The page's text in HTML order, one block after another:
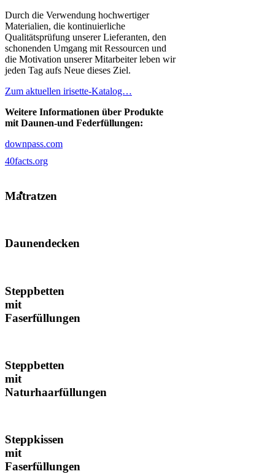
Durch die Verwendung hochwertiger
Materialien, die kontinuierliche
Qualitätsprüfung unserer Lieferanten, den
schonenden Umgang mit Ressourcen und
die Motivation unserer Mitarbeiter leben wir
jeden Tag aufs Neue dieses Ziel.
Zum aktuellen irisette-Katalog…
Weitere Informationen über Produkte
mit Daunen-und Federfüllungen:
downpass.com
40facts.org
Matratzen
Daunendecken
Steppbetten
mit
Faserfüllungen
Steppbetten
mit
Naturhaarfüllungen
Steppkissen
mit
Faserfüllungen